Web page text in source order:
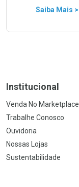
Saiba Mais >
Institucional
Venda No Marketplace
Trabalhe Conosco
Ouvidoria
Nossas Lojas
Sustentabilidade